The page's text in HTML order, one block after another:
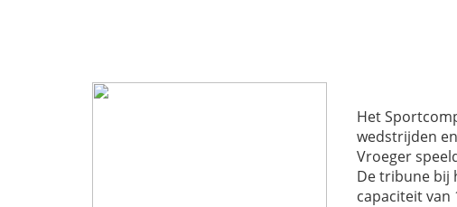
Het
wedstrijden
Vroeger
De tribune bij
capaciteit van